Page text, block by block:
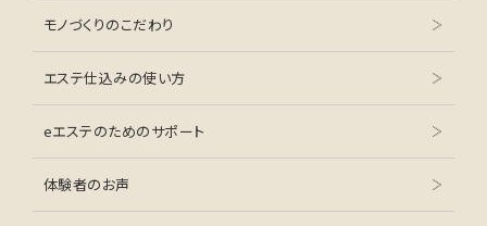
モノづくりのこだわり
エステ仕込みの使い方
eエステのためのサポート
体験者のお声